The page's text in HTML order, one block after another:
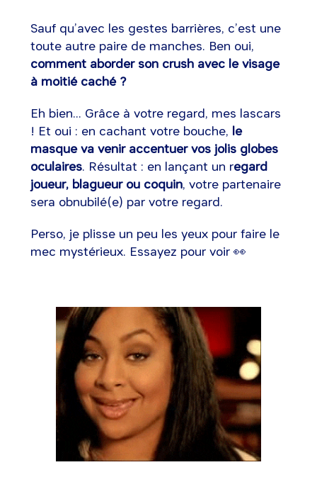
Sauf qu’avec les gestes barrières, c’est une
toute autre paire de manches. Ben oui,
comment aborder son crush avec le visage
à moitié caché ?
Eh bien... Grâce à votre regard, mes lascars
! Et oui : en cachant votre bouche, le
masque va venir accentuer vos jolis globes
oculaires. Résultat : en lançant un regard
joueur, blagueur ou coquin, votre partenaire
sera obnubilé(e) par votre regard.
Perso, je plisse un peu les yeux pour faire le
mec mystérieux. Essayez pour voir 👀